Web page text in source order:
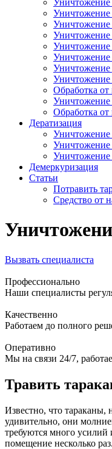
Уничтожение
Уничтожение
Уничтожение
Уничтожение
Уничтожение
Уничтожение
Уничтожение
Обработка от
Уничтожение
Обработка от
Дератизация
Уничтожение
Демеркуризация
Статьи
Потравить
Средство от
Вызвать специалиста
Профессионально
Наши специалисты
Качественно
Работаем до полного
Оперативно
Мы на связи 24/7,
Травить
Известно, что тараканы,
удивительно, они
требуются много усилий
помещение несколько